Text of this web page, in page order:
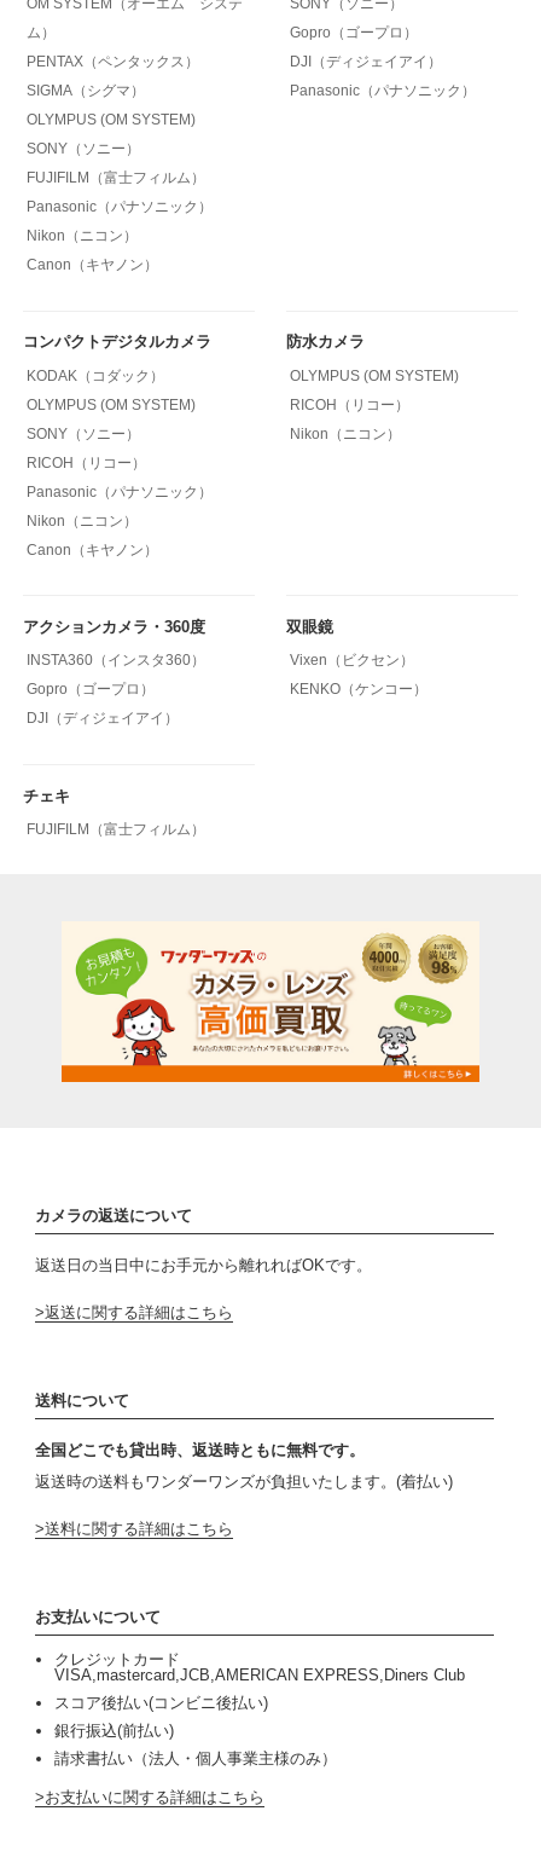
OM SYSTEM（オーエム システ
ム）
PENTAX（ペンタックス）
SIGMA（シグマ）
OLYMPUS (OM SYSTEM)
SONY（ソニー）
FUJIFILM（富士フィルム）
Panasonic（パナソニック）
Nikon（ニコン）
Canon（キヤノン）
SONY（ソニー）
Gopro（ゴープロ）
DJI（ディジェイアイ）
Panasonic（パナソニック）
コンパクトデジタルカメラ
KODAK（コダック）
OLYMPUS (OM SYSTEM)
SONY（ソニー）
RICOH（リコー）
Panasonic（パナソニック）
Nikon（ニコン）
Canon（キヤノン）
防水カメラ
OLYMPUS (OM SYSTEM)
RICOH（リコー）
Nikon（ニコン）
アクションカメラ・360度
INSTA360（インスタ360）
Gopro（ゴープロ）
DJI（ディジェイアイ）
双眼鏡
Vixen（ビクセン）
KENKO（ケンコー）
チェキ
FUJIFILM（富士フィルム）
カメラの返送について
返送日の当日中にお手元から離れればOKです。
返送に関する詳細はこちら
送料について
全国どこでも貸出時、返送時ともに無料です。
返送時の送料もワンダーワンズが負担いたします。(着払い)
送料に関する詳細はこちら
お支払いについて
クレジットカード
VISA,mastercard,JCB,AMERICAN EXPRESS,Diners Club
スコア後払い(コンビニ後払い)
銀行振込(前払い)
請求書払い（法人・個人事業主様のみ）
お支払いに関する詳細はこちら